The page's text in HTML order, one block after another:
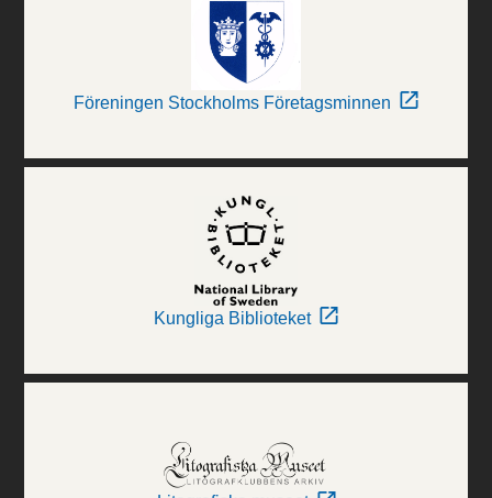
Föreningen Stockholms Företagsminnen
Kungliga Biblioteket